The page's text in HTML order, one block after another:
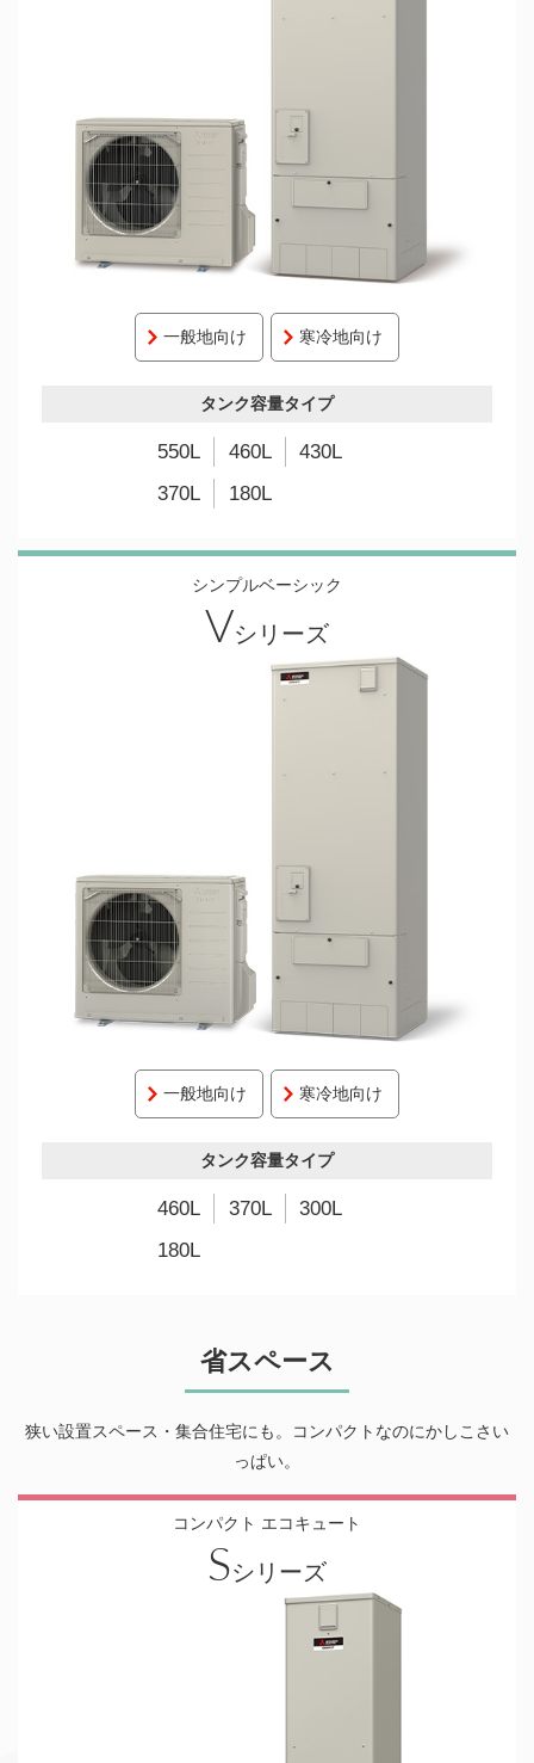
一般地向け 寒冷地向け
タンク容量タイプ
550L 460L
430L
370L
180L
シンプルベーシック
Vシリーズ
一般地向け 寒冷地向け
タンク容量タイプ
460L 370L
300L
180L
省スペース
狭い設置スペース・集合住宅にも。コンパクトなのにかしこさい
っぱい。
コンパクト エコキュート
Sシリーズ